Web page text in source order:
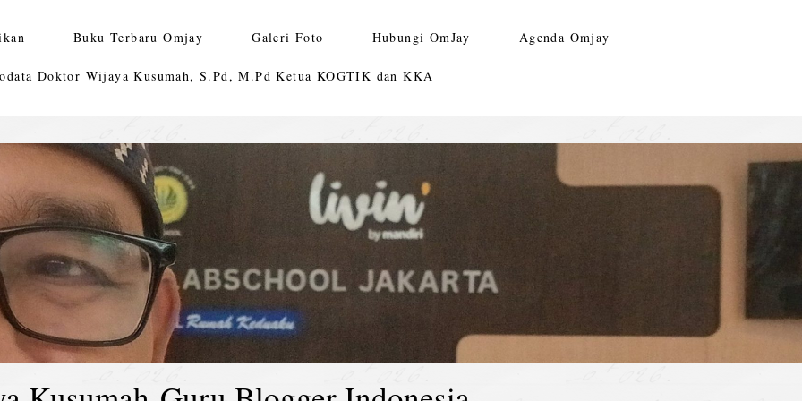
Buku Terbaru Omjay Galeri Foto Hubungi OmJay Agenda Omjay
Doktor Wijaya Kusumah, S.Pd, M.Pd Ketua KOGTIK dan KKA